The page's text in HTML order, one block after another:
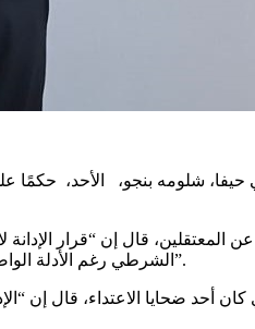
شلومه بنجو، الأحد، حكمًا
المعتقلين، قال إن “قرار
الشرطي رغم الأدلة الواضحة التي نشرت بحينه”. وأضاف أن “هذا القرار يجب أن يشكّل رسالة لكل شرطي بأن العنف ضد المواطنين يجب ان لا يمرّ دون محاسبة”.
أحد ضحايا الاعتداء، قال إن